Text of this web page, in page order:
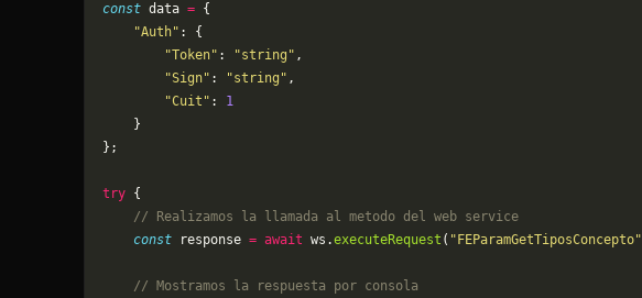
const data = {
    "Auth"
: {
        "Token"
: "string" ,
        "Sign"
: "string" ,
        "Cuit"
: 1
    }
};
try {
    // Realizamos la llamada al metodo del web service
    const
response = await ws.executeRequest ( "FEParamGetTiposConcepto"
    // Mostramos la respuesta por consola